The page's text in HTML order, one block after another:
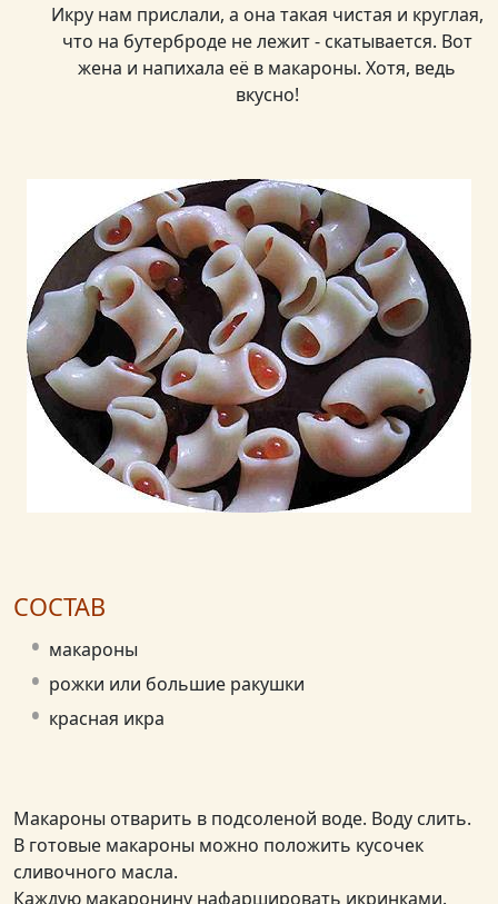
Икру нам прислали, а она такая чистая и круглая,
что на бутерброде не лежит - скатывается. Вот
жена и напихала её в макароны. Хотя, ведь
вкусно!
СОСТАВ
макароны
рожки или большие ракушки
красная икра
Макароны отварить в подсоленой воде. Воду слить.
В готовые макароны можно положить кусочек
сливочного масла.
Каждую макаронину нафаршировать икринками.